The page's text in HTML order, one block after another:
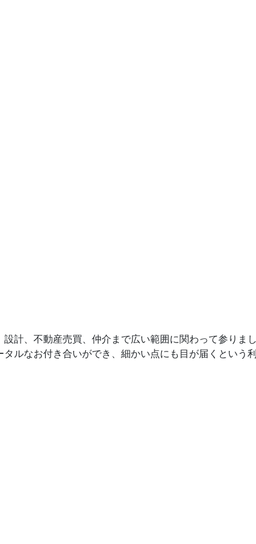
計、不動産売買、仲介まで広い範囲に関わって参りまし
ルなお付き合いができ、細かい点にも目が届くという利